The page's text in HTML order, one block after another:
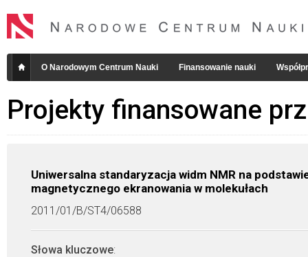
O Narodowym Centrum Nauki Finansowanie nauki
Projekty finansowane
Uniwersalna standaryzacja widm NMR na
magnetycznego ekranowania w molekułach
2011/01/B/ST4/06588
Słowa kluczowe: